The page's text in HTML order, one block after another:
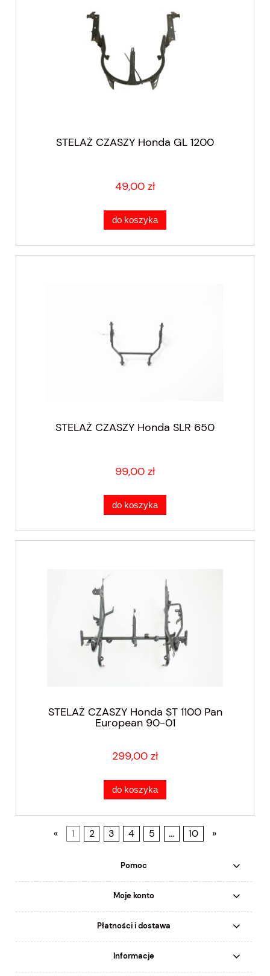
STELAŻ CZASZY Honda GL 1200
49,00 zł
do koszyka
STELAŻ CZASZY Honda SLR 650
99,00 zł
do koszyka
STELAŻ CZASZY Honda ST 1100 Pan
European 90-01
299,00 zł
do koszyka
« 1 2 3 4 5 ... 10 »
Pomoc
Moje konto
Płatności i dostawa
Informacje